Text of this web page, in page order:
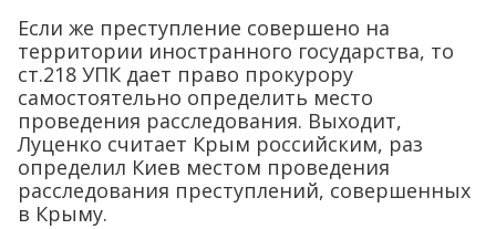
Если же преступление совершено на
территории иностранного государства, то
ст.218 УПК дает право прокурору
самостоятельно определить место
проведения расследования. Выходит,
Луценко считает Крым российским, раз
определил Киев местом проведения
расследования преступлений, совершенных
в Крыму.